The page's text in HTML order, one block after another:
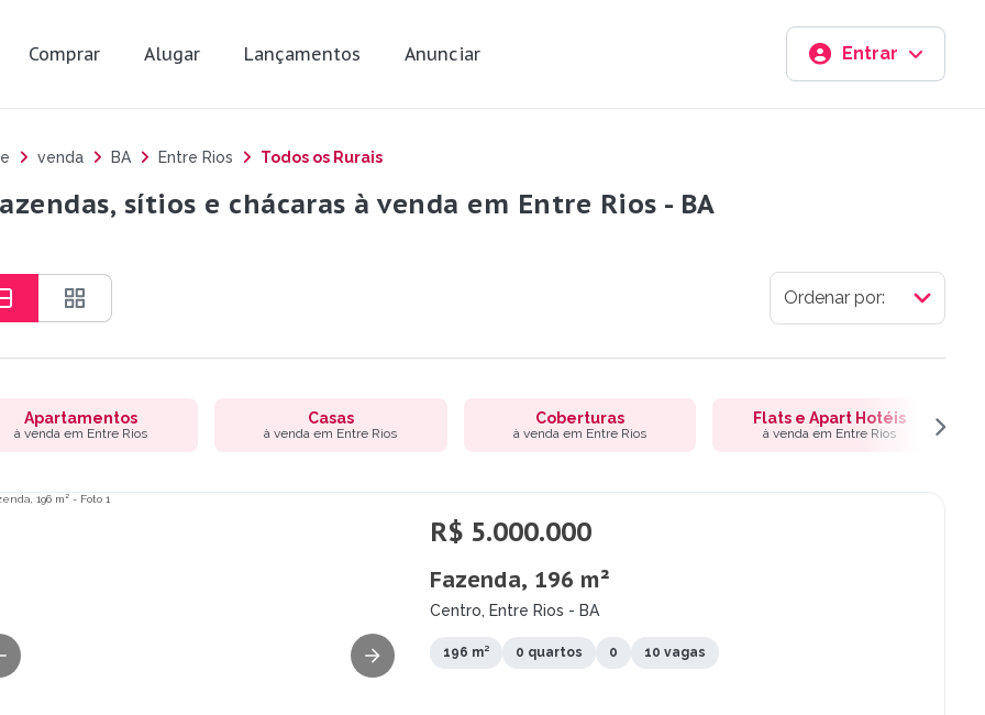
Comprar Alugar Lançamentos Anunciar Entrar
venda BA Entre Rios Todos os Rurais
sítios e chácaras à venda em Entre Rios - BA
Apartamentos
à venda em Entre Rios
Casas
à venda em Entre Rios
Coberturas
à venda em Entre Rios
Flats e Apart Hotéis
à venda em Entre Rios
R$ 5.000.000
Fazenda, 196 m²
Centro, Entre Rios - BA
196 m² 0 quartos 0 10 vagas